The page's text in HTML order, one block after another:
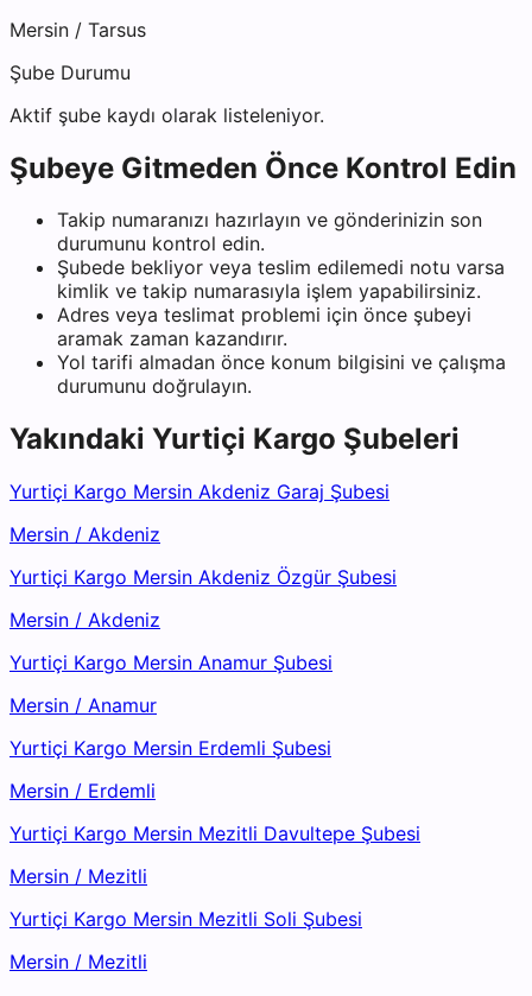
Mersin / Tarsus
Şube Durumu
Aktif şube kaydı olarak listeleniyor.
Şubeye Gitmeden Önce Kontrol Edin
Takip numaranızı hazırlayın ve gönderinizin son
durumunu kontrol edin.
Şubede bekliyor veya teslim edilemedi notu varsa
kimlik ve takip numarasıyla işlem yapabilirsiniz.
Adres veya teslimat problemi için önce şubeyi
aramak zaman kazandırır.
Yol tarifi almadan önce konum bilgisini ve çalışma
durumunu doğrulayın.
Yakındaki Yurtiçi Kargo Şubeleri
Yurtiçi Kargo Mersin Akdeniz Garaj Şubesi
Mersin / Akdeniz
Yurtiçi Kargo Mersin Akdeniz Özgür Şubesi
Mersin / Akdeniz
Yurtiçi Kargo Mersin Anamur Şubesi
Mersin / Anamur
Yurtiçi Kargo Mersin Erdemli Şubesi
Mersin / Erdemli
Yurtiçi Kargo Mersin Mezitli Davultepe Şubesi
Mersin / Mezitli
Yurtiçi Kargo Mersin Mezitli Soli Şubesi
Mersin / Mezitli